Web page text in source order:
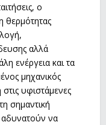
ο
θερμότητας
αλλά
ενέργεια και τα
μηχανικός
υφιστάμενες
σημαντική
αδυνατούν να